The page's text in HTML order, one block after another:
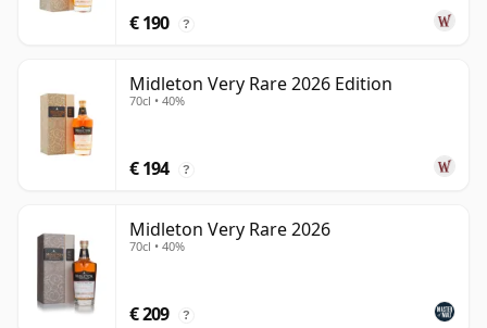
€ 190 ?
Midleton Very Rare 2026 Edition
70cl • 40%
€ 194 ?
Midleton Very Rare 2026
70cl • 40%
€ 209 ?